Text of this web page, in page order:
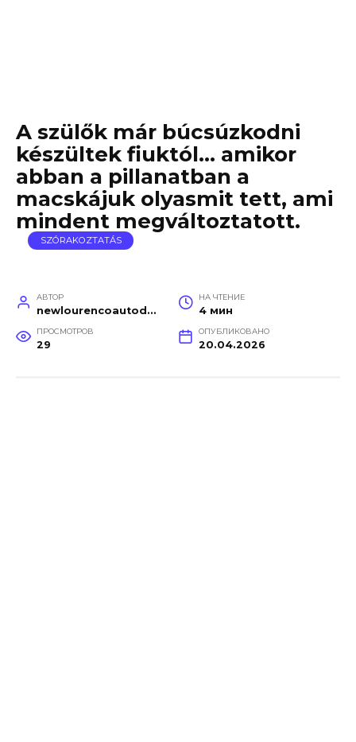
A szülők már búcsúzkodni
készültek fiuktól… amikor
abban a pillanatban a
macskájuk olyasmit tett, ami
mindent megváltoztatott.
SZÓRAKOZTATÁS
АВТОР
newlourencoautodetail
НА ЧТЕНИЕ
4 мин
ПРОСМОТРОВ
29
ОПУБЛИКОВАНО
20.04.2026